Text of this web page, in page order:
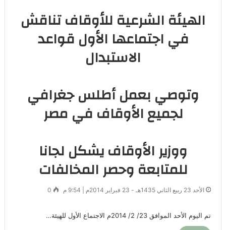
الهيئة الشرعية للأوقاف تناقش
في اجتماعها الأول قواعد
الاستبدال
وتوصي بعمل أطلس جغرافي
لجميع الأوقاف في مصر
ووزير الأوقاف يشكل لجانا
للمتابعة وحصر المخالفات
الأحد 23 ربيع الثاني 1435هـ - 23 فبراير 2014م | 9:54 م 0
تم اليوم الأحد الموافق 23/ 2/ 2014م الاجتماع الأول للهيئة…